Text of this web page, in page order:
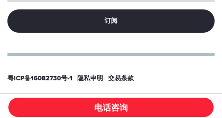
粤ICP备16082730号-1 隐私申明 交易条款
© 2026东莞科旺特激光科技有限公司
电话咨询